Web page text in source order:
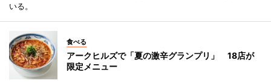
いる。
食べる
アークヒルズで「夏の激辛グランプリ」 18店が
限定メニュー